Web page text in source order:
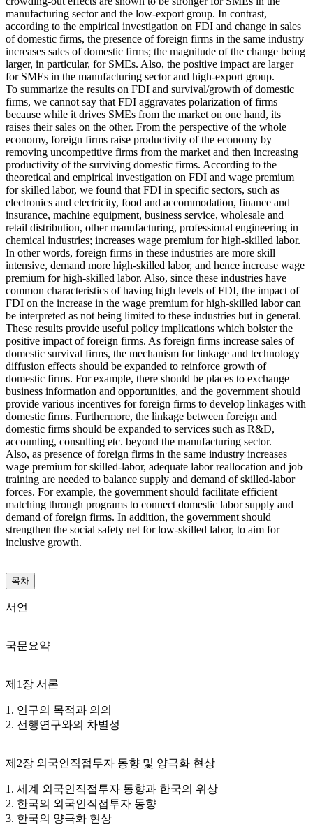
manufacturing sector and the low-export group. In contrast,
according to the empirical investigation on FDI and change in sales
of domestic firms, the presence of foreign firms in the same industry
increases sales of domestic firms; the magnitude of the change being
larger, in particular, for SMEs. Also, the positive impact are larger
for SMEs in the manufacturing sector and high-export group.
To summarize the results on FDI and survival/growth of domestic
firms, we cannot say that FDI aggravates polarization of firms
because while it drives SMEs from the market on one hand, its
raises their sales on the other. From the perspective of the whole
economy, foreign firms raise productivity of the economy by
removing uncompetitive firms from the market and then increasing
productivity of the surviving domestic firms. According to the
theoretical and empirical investigation on FDI and wage premium
for skilled labor, we found that FDI in specific sectors, such as
electronics and electricity, food and accommodation, finance and
insurance, machine equipment, business service, wholesale and
retail distribution, other manufacturing, professional engineering in
chemical industries; increases wage premium for high-skilled labor.
In other words, foreign firms in these industries are more skill
intensive, demand more high-skilled labor, and hence increase wage
premium for high-skilled labor. Also, since these industries have
common characteristics of having high levels of FDI, the impact of
FDI on the increase in the wage premium for high-skilled labor can
be interpreted as not being limited to these industries but in general.
These results provide useful policy implications which bolster the
positive impact of foreign firms. As foreign firms increase sales of
domestic survival firms, the mechanism for linkage and technology
diffusion effects should be expanded to reinforce growth of
domestic firms. For example, there should be places to exchange
business information and opportunities, and the government should
provide various incentives for foreign firms to develop linkages with
domestic firms. Furthermore, the linkage between foreign and
domestic firms should be expanded to services such as R&D,
accounting, consulting etc. beyond the manufacturing sector.
Also, as presence of foreign firms in the same industry increases
wage premium for skilled-labor, adequate labor reallocation and job
training are needed to balance supply and demand of skilled-labor
forces. For example, the government should facilitate efficient
matching through programs to connect domestic labor supply and
demand of foreign firms. In addition, the government should
strengthen the social safety net for low-skilled labor, to aim for
inclusive growth.
목차
서언
국문요약
제1장 서론
1. 연구의 목적과 의의
2. 선행연구와의 차별성
제2장 외국인직접투자 동향 및 양극화 현상
1. 세계 외국인직접투자 동향과 한국의 위상
2. 한국의 외국인직접투자 동향
3. 한국의 양극화 현상